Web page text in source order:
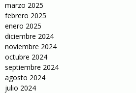
marzo 2025
febrero 2025
enero 2025
diciembre 2024
noviembre 2024
octubre 2024
septiembre 2024
agosto 2024
julio 2024